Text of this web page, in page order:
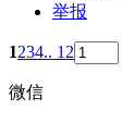
举报
1234.. 12
微信